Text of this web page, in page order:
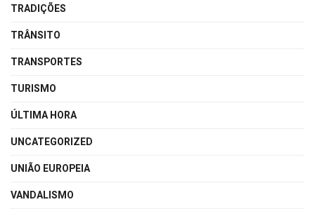
TRADIÇÕES
TRÂNSITO
TRANSPORTES
TURISMO
ÚLTIMA HORA
UNCATEGORIZED
UNIÃO EUROPEIA
VANDALISMO